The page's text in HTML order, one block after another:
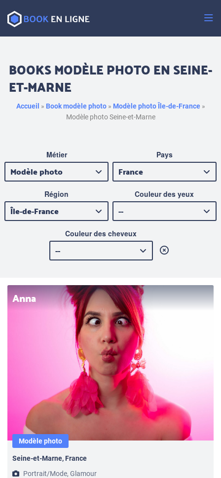
au
contenu
BOOKS MODÈLE PHOTO EN SEINE-
ET-MARNE
Accueil » Book modèle photo» Modèle photo Île-de-France»
Modèle photo Seine-et-Marne
Métier Pays
Région Couleur des yeux
Couleur des cheveux
Anna
Modèle photo
Seine-et-Marne, France
Portrait/Mode, Glamour